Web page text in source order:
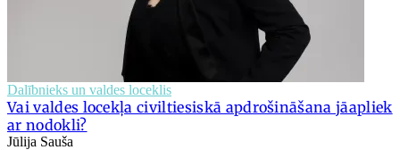
Dalībnieks un valdes loceklis
Vai valdes locekļa civiltiesiskā apdrošināšana jāapliek
ar nodokli?
Jūlija Sauša